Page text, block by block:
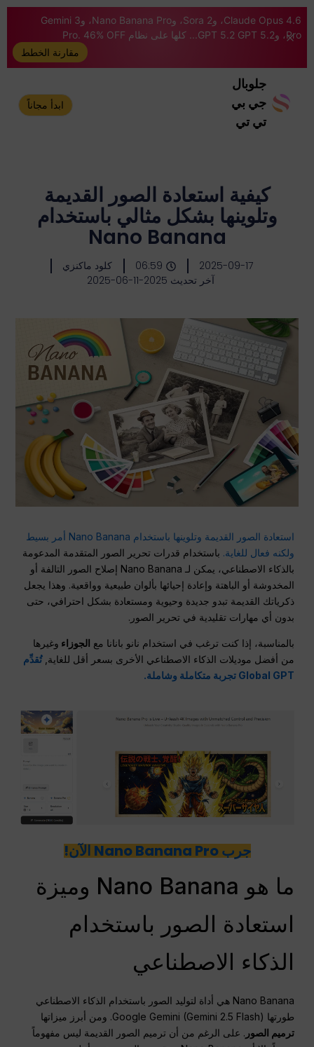
Claude Opus 4.6، وSora 2، وNano Banana Pro، وGemini 3
Pro، وGPT 5.2 GPT 5.2... كلها على نظام Pro. 46% OFF
مقارنة الخطط
جلوبال
جي بي
تي تي
ابدأ مجاناً
كيفية استعادة الصور القديمة
وتلوينها بشكل مثالي باستخدام
Nano Banana
2025-09-17
06:59
كلود ماكنزي
آخر تحديث 2025-11-06-2025
استعادة الصور القديمة وتلوينها باستخدام Nano Banana أمر بسيط
ولكنه فعال للغاية. باستخدام قدرات تحرير الصور المتقدمة المدعومة
بالذكاء الاصطناعي، يمكن لـ Nano Banana إصلاح الصور التالفة أو
المخدوشة أو الباهتة وإعادة إحيائها بألوان طبيعية وواقعية. وهذا يجعل
ذكرياتك القديمة تبدو جديدة وحيوية ومستعادة بشكل احترافي، حتى
بدون أي مهارات تقليدية في تحرير الصور.
بالمناسبة، إذا كنت ترغب في استخدام نانو بانانا مع الجوزاء وغيرها
من أفضل موديلات الذكاء الاصطناعي الأخرى بسعر أقل للغاية,تُقدِّم
Global GPT تجربة متكاملة وشاملة.
جرب Nano Banana Pro الآن!
ما هو Nano Banana وميزة
استعادة الصور باستخدام
الذكاء الاصطناعي
Nano Banana هي أداة لتوليد الصور باستخدام الذكاء الاصطناعي
طورتها Google Gemini (Gemini 2.5 Flash). ومن أبرز ميزاتها
ترميم الصور . على الرغم من أن ترميم الصور القديمة ليس مفهوماً